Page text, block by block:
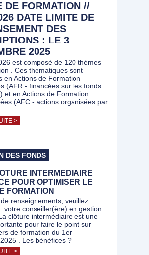
DE FORMATION //
DATE LIMITE DE
DES
: LE 3
2025
est composé de 120 thèmes
. Ces thématiques sont
en Actions de Formation
(AFR - financées sur les fonds
et en Actions de Formation
(AFC - actions organisées par
>
DES FONDS
INTERMEDIAIRE
POUR OPTIMISER LE
FORMATION
renseignements, veuillez
votre conseiller(ère) en gestion
clôture intermédiaire est une
pour faire le point sur
de formation du 1er
. Les bénéfices ?
>